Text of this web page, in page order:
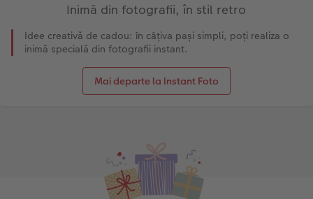
Inimă din fotografii, în stil retro
Idee creativă de cadou: în câțiva pași simpli, poți realiza o
inimă specială din fotografii instant.
Mai departe la Instant Foto